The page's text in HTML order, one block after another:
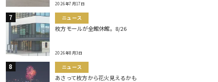
2026年7月17日
ニュース
枚方モールが全館休館。8/26
2026年8月3日
ニュース
あさって枚方から花火見えるかも